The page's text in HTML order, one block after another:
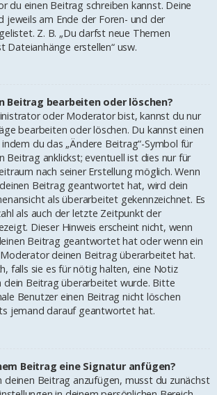
du einen Beitrag schreiben kannst. Deine
jeweils am Ende der Foren- und der
Z. B. „Du darfst neue Themen
Dateianhänge erstellen“ usw.
Beitrag bearbeiten oder löschen?
oder Moderator bist, kannst du nur
bearbeiten oder löschen. Du kannst einen
du das „Ändere Beitrag“-Symbol für
Beitrag anklickst; eventuell ist dies nur für
nach seiner Erstellung möglich. Wenn
Beitrag geantwortet hat, wird dein
als überarbeitet gekennzeichnet. Es
als auch der letzte Zeitpunkt der
Dieser Hinweis erscheint nicht, wenn
Beitrag geantwortet hat oder wenn ein
deinen Beitrag überarbeitet hat.
falls sie es für nötig halten, eine Notiz
dein Beitrag überarbeitet wurde. Bitte
Benutzer einen Beitrag nicht löschen
jemand darauf geantwortet hat.
Beitrag eine Signatur anfügen?
deinen Beitrag anzufügen, musst du zunächst